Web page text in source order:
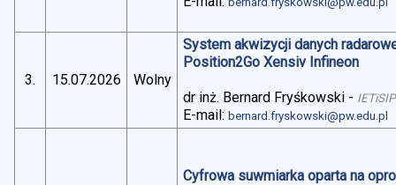
3. 15.07.2026 Wolny
System akwizycji danych
Position2Go Xensiv Infineon
dr inż. Bernard Fryśkowski - IETiSIP
E-mail:bernard.fryskowski@pw.edu.pl
Cyfrowa suwmiarka oparta na